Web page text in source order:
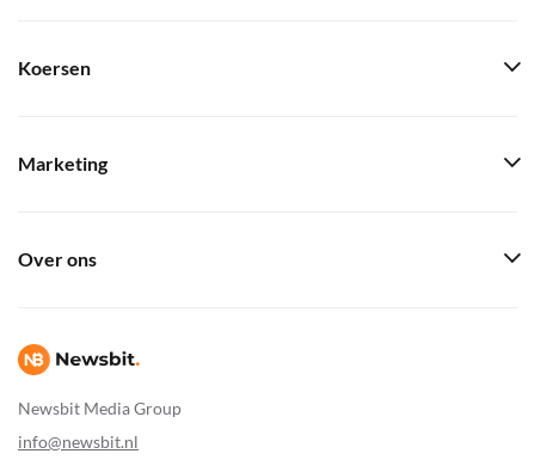
Newsbit Media Group
info@newsbit.nl
Koersen
Marketing
Over ons